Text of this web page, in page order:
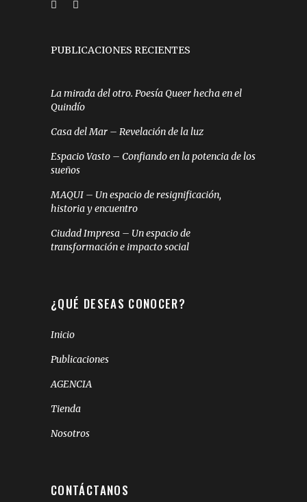
PUBLICACIONES RECIENTES
La mirada del otro. Poesía Queer hecha en el
Quindío
Casa del Mar – Revelación de la luz
Espacio Vasto – Confiando en la potencia de los
sueños
MAQUI – Un espacio de resignificación,
historia y encuentro
Ciudad Impresa – Un espacio de
transformación e impacto social
¿QUÉ DESEAS CONOCER?
Inicio
Publicaciones
AGENCIA
Tienda
Nosotros
CONTÁCTANOS